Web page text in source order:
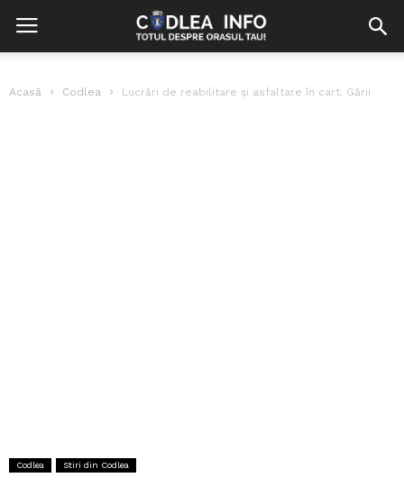
Acasă Codlea Lucrări de reabilitare și asfaltare în cart. Gării
Codlea Stiri din Codlea